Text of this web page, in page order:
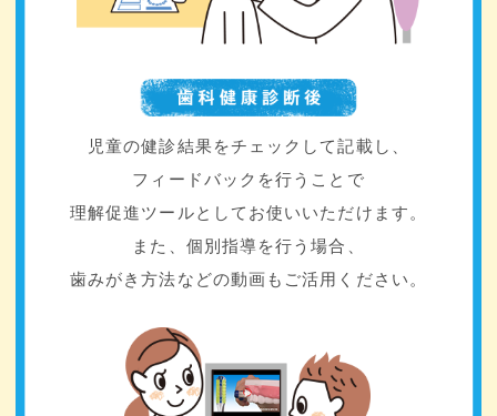
児童の健診結果をチェックして記載し、
フィードバックを行うことで
理解促進ツールとしてお使いいただけます。
また、個別指導を行う場合、
歯みがき方法などの動画もご活用ください。